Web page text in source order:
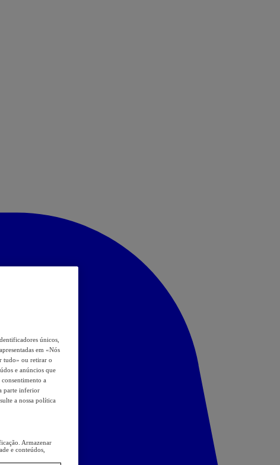
únicos,
em «Nós
tudo» ou retirar o
e anúncios que
a
parte inferior
a nossa política
Armazenar
e conteúdos,